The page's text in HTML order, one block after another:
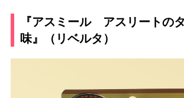
『アスミール アスリートの
味』（リベルタ）